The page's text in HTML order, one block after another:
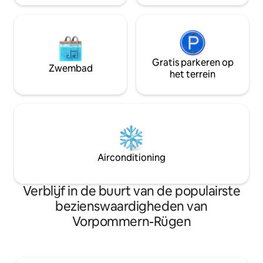
Zwembad
Gratis parkeren op
het terrein
Airconditioning
Verblijf in de buurt van de populairste
bezienswaardigheden van
Vorpommern-Rügen